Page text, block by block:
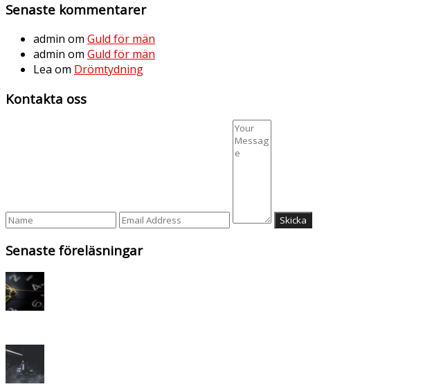
Senaste kommentarer
admin om Guld för män
admin om Guld för män
Lea om Drömtydning
Kontakta oss
Senaste föreläsningar